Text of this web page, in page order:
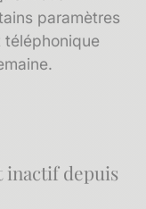
paramètres
téléphonique
inactif depuis